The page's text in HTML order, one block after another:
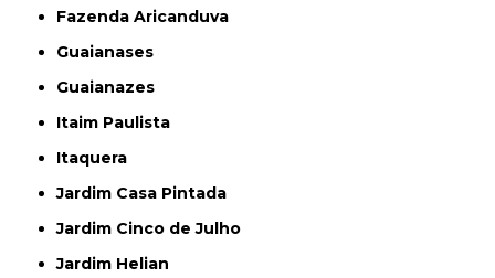
Fazenda Aricanduva
Guaianases
Guaianazes
Itaim Paulista
Itaquera
Jardim Casa Pintada
Jardim Cinco de Julho
Jardim Helian